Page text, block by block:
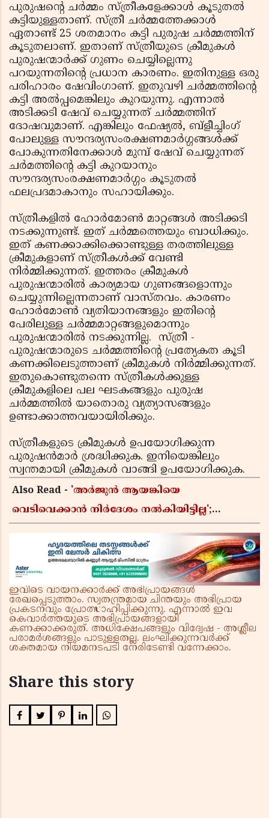
പുരുഷന്റെ ചര്‍മ്മം സ്ത്രീകളേക്കാള്‍ കൂടുതല്‍
കട്ടിയുള്ളതാണ്. സ്ത്രീ ചര്‍മ്മത്തേക്കാള്‍
ഏതാണ്ട് 25 ശതമാനം കട്ടി പുരുഷ ചര്‍മ്മത്തിന്
കൂടുതലാണ്. ഇതാണ് സ്ത്രീയുടെ ക്രീമുകള്‍
പുരുഷന്മാര്‍ക്ക് ഗുണം ചെയ്യില്ലെന്നു
പറയുന്നതിന്റെ പ്രധാന കാരണം. ഇതിനുള്ള ഒരു
പരിഹാരം ഷേവിംഗാണ്. ഇതുവഴി ചര്‍മ്മത്തിന്റെ
കട്ടി അല്‍പ്പമെങ്കിലും കുറയുന്നു. എന്നാല്‍
അടിക്കടി ഷേവ് ചെയ്യുന്നത് ചര്‍മ്മത്തിന്
ദോഷവുമാണ്. എങ്കിലും ഫേഷ്യല്‍, ബ്‌ളീച്ചിംഗ്
പോലുള്ള സൗന്ദര്യസംരക്ഷണമാര്‍ഗ്ഗങ്ങള്‍ക്ക്
പോകുന്നതിനേക്കാള്‍ മുമ്പ് ഷേവ് ചെയ്യുന്നത്
ചര്‍മത്തിന്റെ കട്ടി കുറയാനും
സൗന്ദര്യസംരക്ഷണമാര്‍ഗ്ഗം കൂടുതല്‍
ഫലപ്രദമാകാനും സഹായിക്കും.
സ്ത്രീകളില്‍ ഹോര്‍മോണ്‍ മാറ്റങ്ങള്‍ അടിക്കടി
നടക്കുന്നുണ്ട്. ഇത് ചര്‍മ്മത്തെയും ബാധിക്കും.
ഇത് കണക്കാക്കിക്കൊണ്ടുള്ള തരത്തിലുള്ള
ക്രീമുകളാണ് സ്ത്രീകള്‍ക്ക് വേണ്ടി
നിര്‍മ്മിക്കുന്നത്. ഇത്തരം ക്രീമുകള്‍
പുരുഷന്മാരില്‍ കാര്യമായ ഗുണങ്ങളൊന്നും
ചെയ്യുന്നില്ലെന്നതാണ് വാസ്തവം. കാരണം
ഹോര്‍മോണ്‍ വ്യതിയാനങ്ങളും ഇതിന്റെ
പേരിലുള്ള ചര്‍മ്മമാറ്റങ്ങളുമൊന്നും
പുരുഷന്മാരില്‍ നടക്കുന്നില്ല. സ്ത്രീ -
പുരുഷന്മാരുടെ ചര്‍മ്മത്തിന്റെ പ്രത്യേകത കൂടി
കണക്കിലെടുത്താണ് ക്രീമുകള്‍ നിര്‍മ്മിക്കുന്നത്.
ഇതുകൊണ്ടുതന്നെ സ്ത്രീകള്‍ക്കുള്ള
ക്രീമുകളിലെ പല ഘടകങ്ങളും പുരുഷ
ചര്‍മ്മത്തില്‍ യാതൊരു വ്യത്യാസങ്ങളും
ഉണ്ടാക്കാത്തവയായിരിക്കും.
സ്ത്രീകളുടെ ക്രീമുകള്‍ ഉപയോഗിക്കുന്ന
പുരുഷന്‍മാര്‍ ശ്രദ്ധിക്കുക. ഇനിയെങ്കിലും
സ്വന്തമായി ക്രീമുകള്‍ വാങ്ങി ഉപയോഗിക്കുക.
Also Read - 'അർജുൻ ആയങ്കിയെ
വെടിവെക്കാൻ നിർദേശം നൽകിയിട്ടില്ല';
ചെന്നിത്തല
ഇവിടെ വായനക്കാർക്ക് അഭിപ്രായങ്ങൾ
രേഖപ്പെടുത്താം. സ്വതന്ത്രമായ ചിന്തയും അഭിപ്രായ
പ്രകടനവും പ്രോത്സാഹിപ്പിക്കുന്നു. എന്നാൽ ഇവ
കെവാർത്തയുടെ അഭിപ്രായങ്ങളായി
കണക്കാക്കരുത്. അധിക്ഷേപങ്ങളും വിദ്വേഷ - അശ്ലീല
പരാമർശങ്ങളും പാടുള്ളതല്ല. ലംഘിക്കുന്നവർക്ക്
ശക്തമായ നിയമനടപടി നേരിടേണ്ടി വന്നേക്കാം.
Share this story